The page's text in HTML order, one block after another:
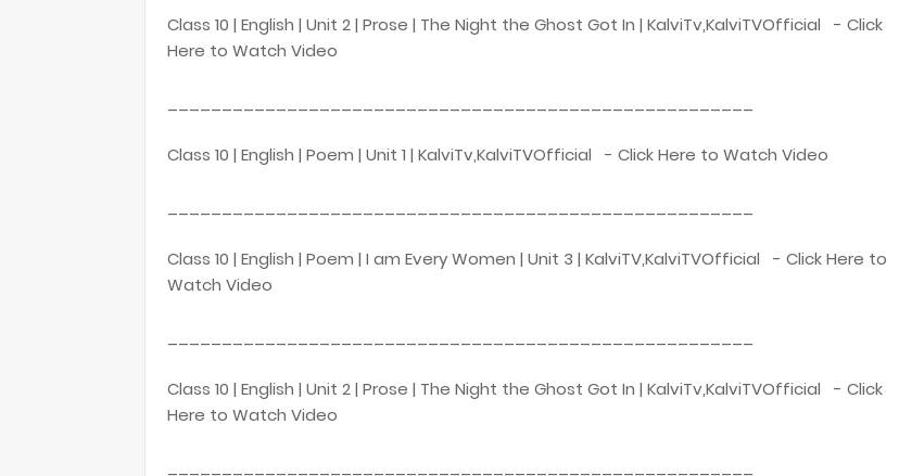
Class 10 | English | Unit 2 | Prose | The Night the Ghost Got In | KalviTv,KalviTVOfficial - Click
Here to Watch Video
Class 10 | English | Poem | Unit 1 | KalviTv,KalviTVOfficial - Click Here to Watch Video
Class 10 | English | Poem | I am Every Women | Unit 3 | KalviTV,KalviTVOfficial - Click Here to
Watch Video
Class 10 | English | Unit 2 | Prose | The Night the Ghost Got In | KalviTv,KalviTVOfficial - Click
Here to Watch Video